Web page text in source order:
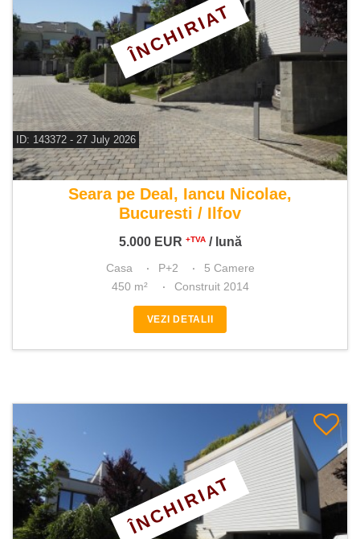
ID: 143372 - 27 July 2026
De inchiriat casa 5 camere
Seara pe Deal, Iancu Nicolae,
Bucuresti / Ilfov
5.000 EUR +TVA/ lună
ÎNCHIRIAT
Casa P+2
5 Camere
450 m²
Construit 2014
VEZI DETALII
ÎNCHIRIAT